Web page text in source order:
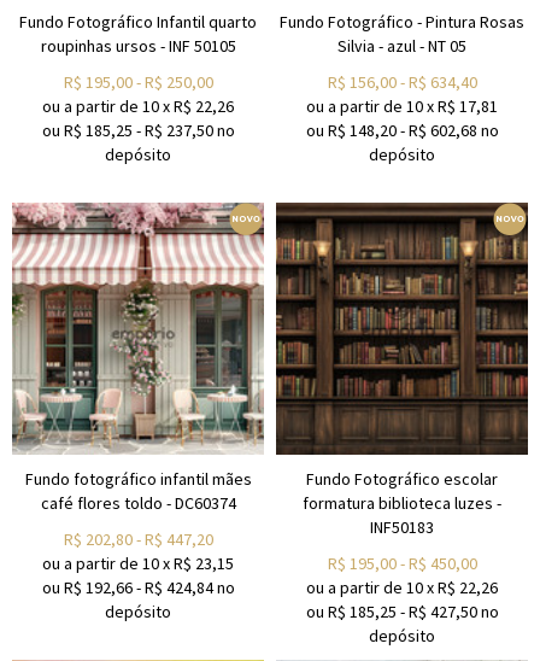
Fundo Fotográfico Infantil quarto
roupinhas ursos - INF 50105
R$ 195,00-R$ 250,00
ou a partir de 10xR$ 22,26
ou R$ 185,25 -R$ 237,50no
depósito
Fundo Fotográfico - Pintura Rosas
Silvia - azul - NT 05
R$ 156,00-R$ 634,40
ou a partir de 10xR$ 17,81
ou R$ 148,20-R$ 602,68 no
depósito
Fundo fotográfico infantil mães
café flores toldo - DC60374
R$ 202,80-R$ 447,20
ou a partir de 10xR$ 23,15
ou R$ 192,66-R$ 424,84no
depósito
Fundo Fotográfico escolar
formatura biblioteca luzes -
INF50183
R$ 195,00-R$ 450,00
ou a partir de 10xR$ 22,26
ou R$ 185,25 -R$ 427,50no
depósito